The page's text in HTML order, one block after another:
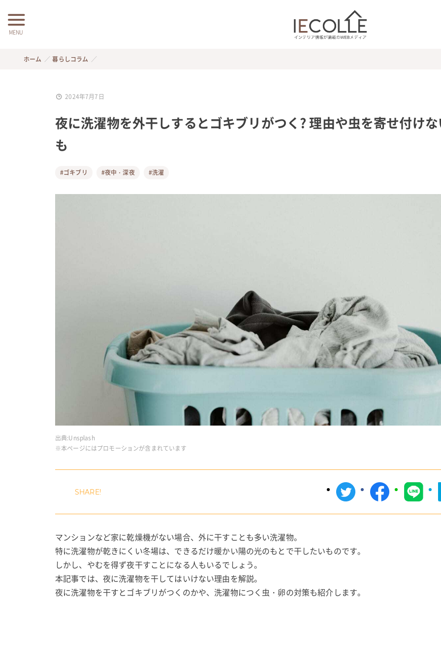
MENU
ホーム 暮らしコラム
2024年7月7日
夜に洗濯物を外干しするとゴキブリがつく? 理由や虫を寄せ付け
も
#ゴキブリ #夜中・深夜 #洗濯
出典:Unsplash
※本ページにはプロモーションが含まれています
マンションなど家に乾燥機がない場合、外に干すことも多い洗濯物。
特に洗濯物が乾きにくい冬場は、できるだけ暖かい陽の光のもとで干したいものです。
しかし、やむを得ず夜干すことになる人もいるでしょう。
本記事では、夜に洗濯物を干してはいけない理由を解説。
夜に洗濯物を干すとゴキブリがつくのかや、洗濯物につく虫・卵の対策も紹介します。